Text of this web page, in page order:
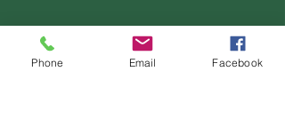
Phone Email Facebook